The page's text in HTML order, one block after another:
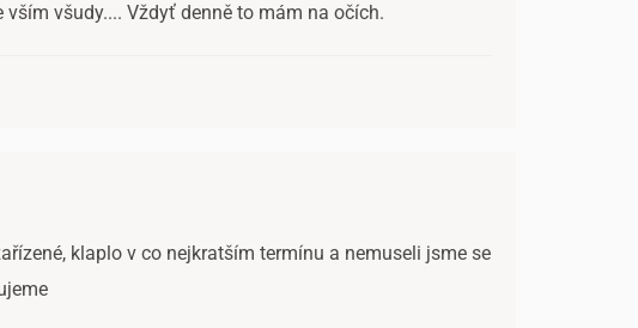
všudy.... Vždyť denně to mám na očích.
klaplo v co nejkratším termínu a nemuseli jsme se